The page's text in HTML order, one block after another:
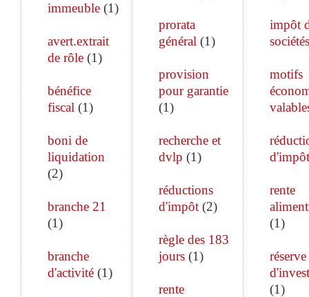
immeuble (1)
avert.extrait
de rôle (1)
bénéfice
fiscal (1)
boni de
liquidation
(2)
branche 21
(1)
branche
d'activité (1)
prorata
général (1)
provision
pour garantie
(1)
recherche et
dvlp (1)
réductions
d'impôt(2)
règle des 183
jours(1)
rente
impôt
sociétés
motifs
d'impôt
rente
(1)
réserve
(1)